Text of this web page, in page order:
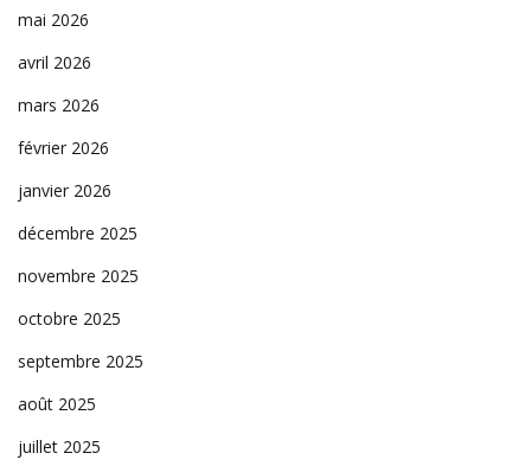
mai 2026
avril 2026
mars 2026
février 2026
janvier 2026
décembre 2025
novembre 2025
octobre 2025
septembre 2025
août 2025
juillet 2025